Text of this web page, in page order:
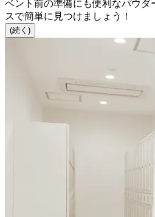
ベント前の準備にも便利なパウ
スで簡単に見つけましょう！
(続く)